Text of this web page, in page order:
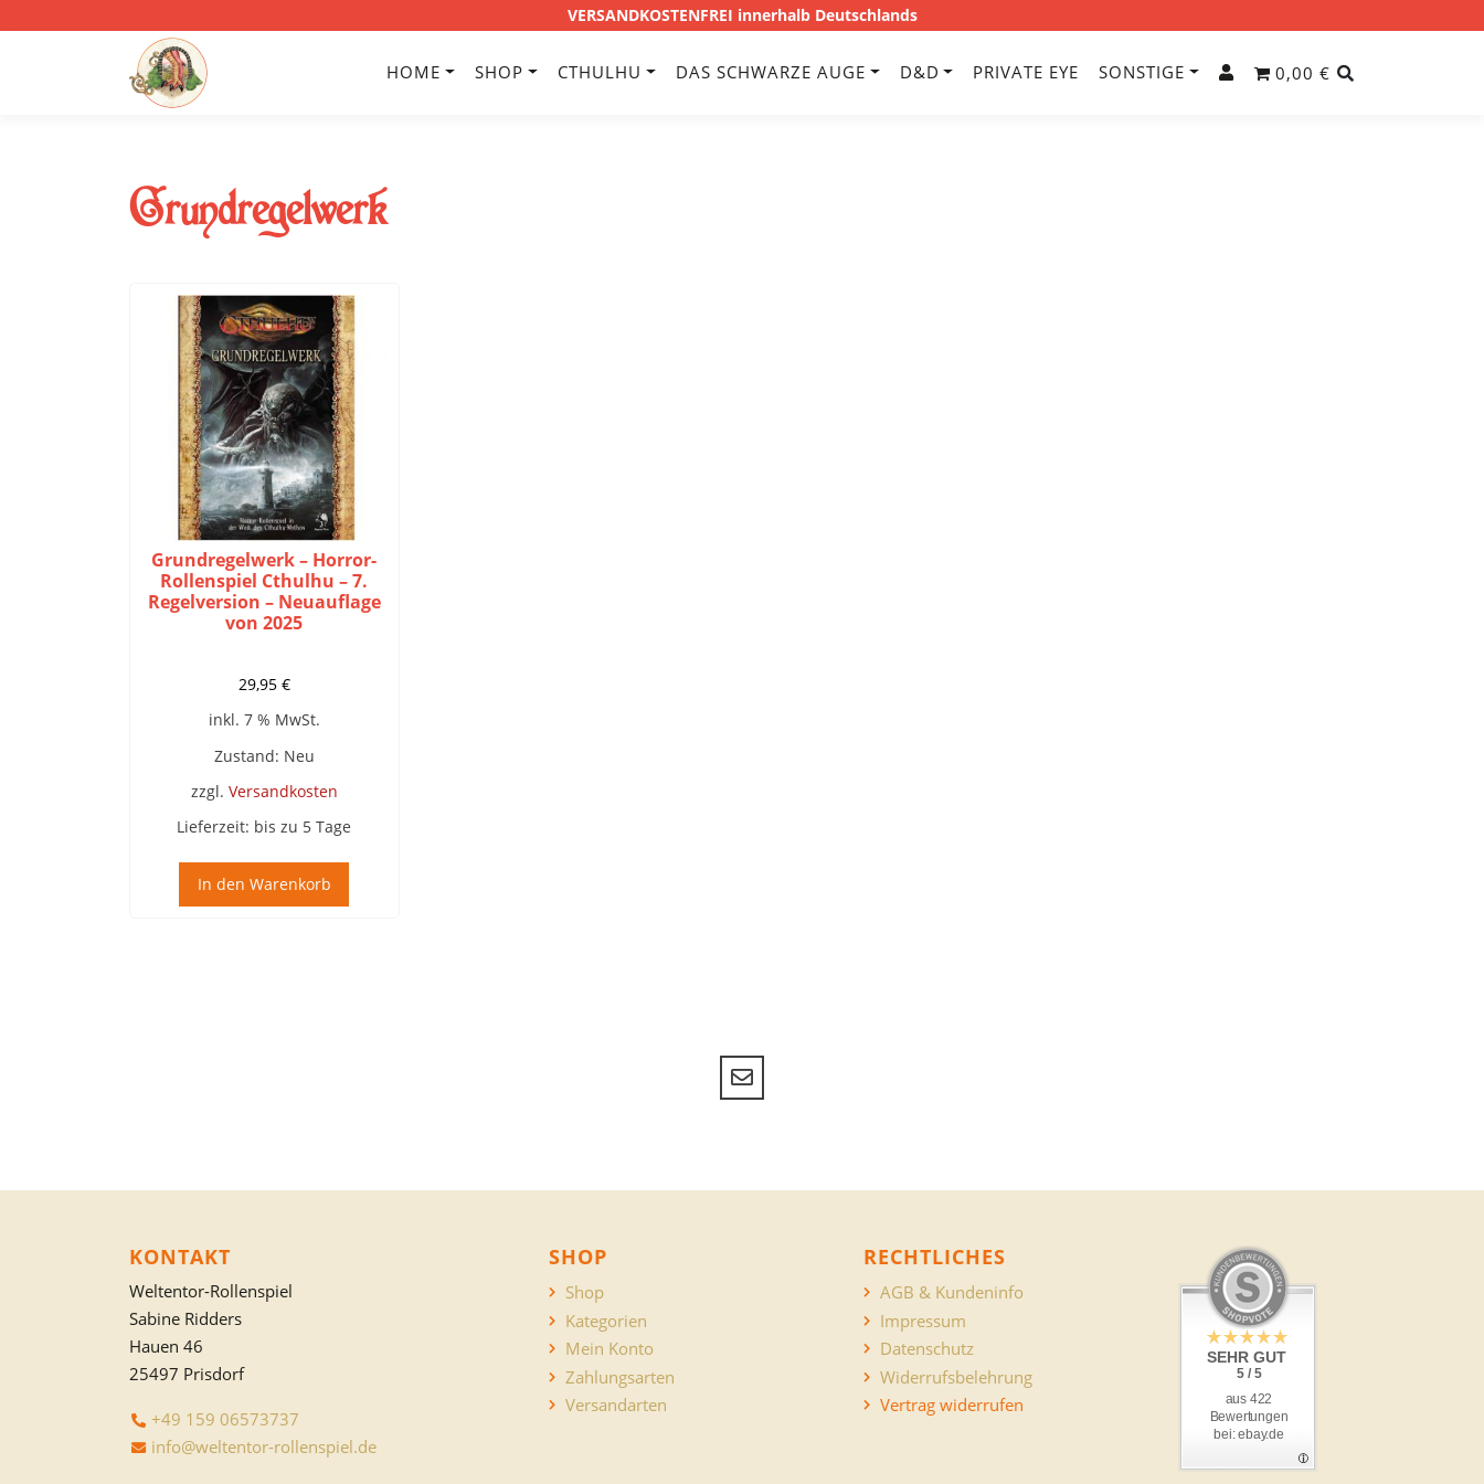
VERSANDKOSTENFREI innerhalb Deutschlands
HOME SHOP CTHULHU DAS SCHWARZE AUGE D&D PRIVATE EYE SONSTIGE 0,00 €
Grundregelwerk
Grundregelwerk – Horror-
Rollenspiel Cthulhu – 7.
Regelversion – Neuauflage
von 2025
29,95 €
inkl. 7 % MwSt.
Zustand: Neu
zzgl. Versandkosten
Lieferzeit: bis zu 5 Tage
In den Warenkorb
KONTAKT
Weltentor-Rollenspiel
Sabine Ridders
Hauen 46
25497 Prisdorf
+49 159 06573737
info@weltentor-rollenspiel.de
SHOP
Shop
Kategorien
Mein Konto
Zahlungsarten
Versandarten
RECHTLICHES
AGB & Kundeninfo
Impressum
Datenschutz
Widerrufsbelehrung
Vertrag widerrufen
SEHR GUT
5 / 5
aus 422
Bewertungen
bei: ebay.de